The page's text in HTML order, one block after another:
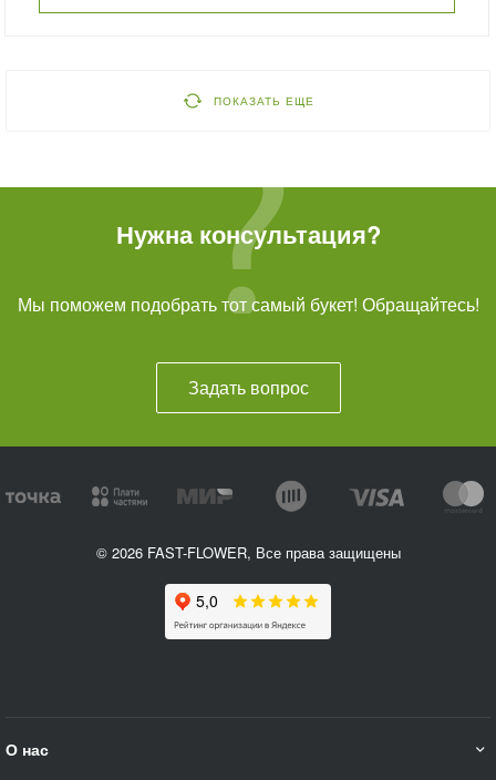
ПОКАЗАТЬ ЕЩЕ
Нужна консультация?
Мы поможем подобрать тот самый букет! Обращайтесь!
Задать вопрос
© 2026 FAST-FLOWER, Все права защищены
О нас